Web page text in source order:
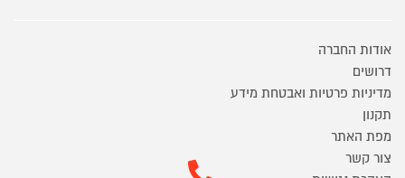
אודות החברה
דרושים
מדיניות פרטיות ואבטחת מידע
תקנון
מפת האתר
צור קשר